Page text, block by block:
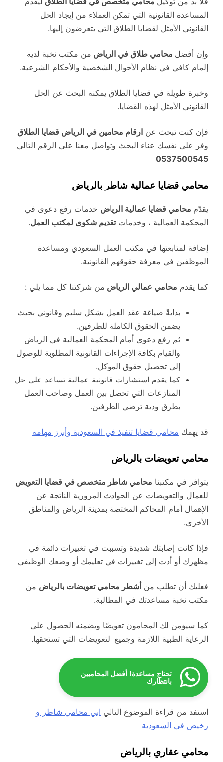
المساعدة القانونية التي تمكن العملاء من إيجاد الحل
القانوني الأمثل لقضايا الطلاق التي يتعرضون إليها.
وإن أفضل محامي طلاق في الرياض من مكتب نخبة لديه
إلمام كافي في نظام الأحوال الشخصية والأحكام الشرعية.
وخبرة طويلة في قضايا الطلاق يمكنه البحث عن الحل
القانوني الأمثل لهذه القضايا.
فإن كنت تبحث عن ارقام محامين في الرياض قضايا الطلاق
وفر على نفسك عناء البحث وتواصل معنا على الرقم التالي
0537500545
محامي قضايا عمالية شاطر بالرياض
يقدّم محامي قضايا عمالية الرياض خدمات رفع دعوى في
المحكمة العمالية ، وخدماتتقديم شكوى لمكتب العمل.
إضافة لمتابعتها في مكتب العمل السعودي ومساعدة
الموظفين في معرفة حقوقهم القانونية.
كما يقدم محامي عمالي الرياض من شركتنا كل مما يلي :
بدايةً صياغة عقد العمل بشكل سليم وقانوني بحيث
يضمن الحقوق الكاملة للطرفين.
ثم رفع دعوى أمام المحكمة العمالية في الرياض
والقيام بكافة الإجراءات القانونية المطلوبة للوصول
إلى تحصيل حقوق الموكل.
كما يقدم استشارات قانونية عمالية تساعد على حل
المنازعات التي تحصل بين العمل وصاحب العمل
بطرق ودية ترضي الطرفين.
قد يهمك محامي قضايا تنفيذ في السعودية وأبرز مهامه
محامي تعويضات بالرياض
يتوافر في مكتبنا محامي شاطر متخصص في قضايا التعويض
للعمال والتعويضات عن الحوادث المرورية الناتجة عن
الإهمال أمام المحاكم المختصة بمدينة الرياض والمناطق
الأخرى.
فإذا كانت إصابتك شديدة وتسببت في تغييرات دائمة في
مظهرك أو أدت إلى تغييرات في تعليمك أو وضعك الوظيفي
فعليك أن تطلب من أشطر محامي تعويضات بالرياض من
مكتب نخبة مساعدتك في المطالبة.
كما سيؤمن لك المحامون تعويضًا ويضمنه الحصول على
الرعاية الطبية اللازمة وجميع التعويضات التي تستحقها.
تحتاج مساعدة! أفضل المحاميين
بانتظارك
استفد من قراءة الموضوع التالي ابي محامي شاطر و
رخيص في السعودية
محامي عقاري بالرياض